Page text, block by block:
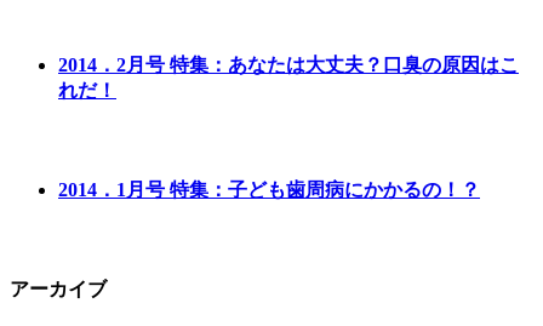
2014．2月号 特集：あなたは大丈夫？口臭の原因はこ
れだ！
2014．1月号 特集：子ども歯周病にかかるの！？
アーカイブ